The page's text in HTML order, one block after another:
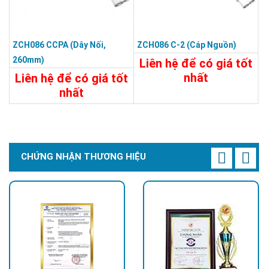
ZCH086 CCPA (dây Nối,
260mm)
Liên hệ để có giá tốt
nhất
20.800đ
ZCH086 C-2 (cáp Nguồn)
Liên hệ để có giá tốt
nhất
CHỨNG NHẬN THƯƠNG HIỆU